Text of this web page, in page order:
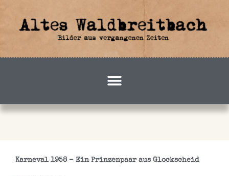
springen
Karneval 1958 – Ein Prinzenpaar aus Glockscheid